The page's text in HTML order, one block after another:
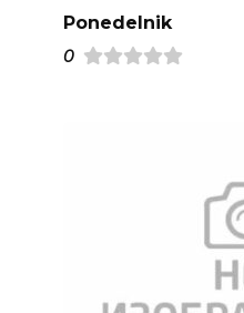
Ponedelnik
0